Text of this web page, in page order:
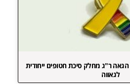
ר"ג מחלק סיכת חטופים ייחודית
לגאווה